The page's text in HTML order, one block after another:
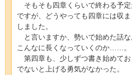
そもそも四章くらいで終わる予定
ですが、どうやっても四章には収
しました。
と言いますか、勢いで始めた話
こんなに長くなっていくのか……。
第四章も、少しずつ書き始めて
でないと上げる勇気がなかった。